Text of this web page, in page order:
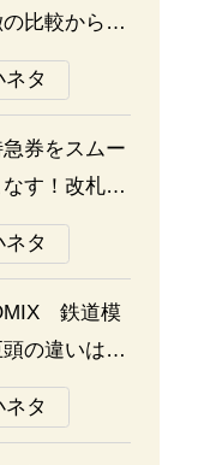
比較から探
イント
タ
券をスムー
す！改札の
ド
タ
鉄道模
の違いは何
どっち派？
タ